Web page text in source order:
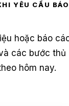
YÊU CẦU BÁO
hoặc báo
các bước thủ
hôm nay.